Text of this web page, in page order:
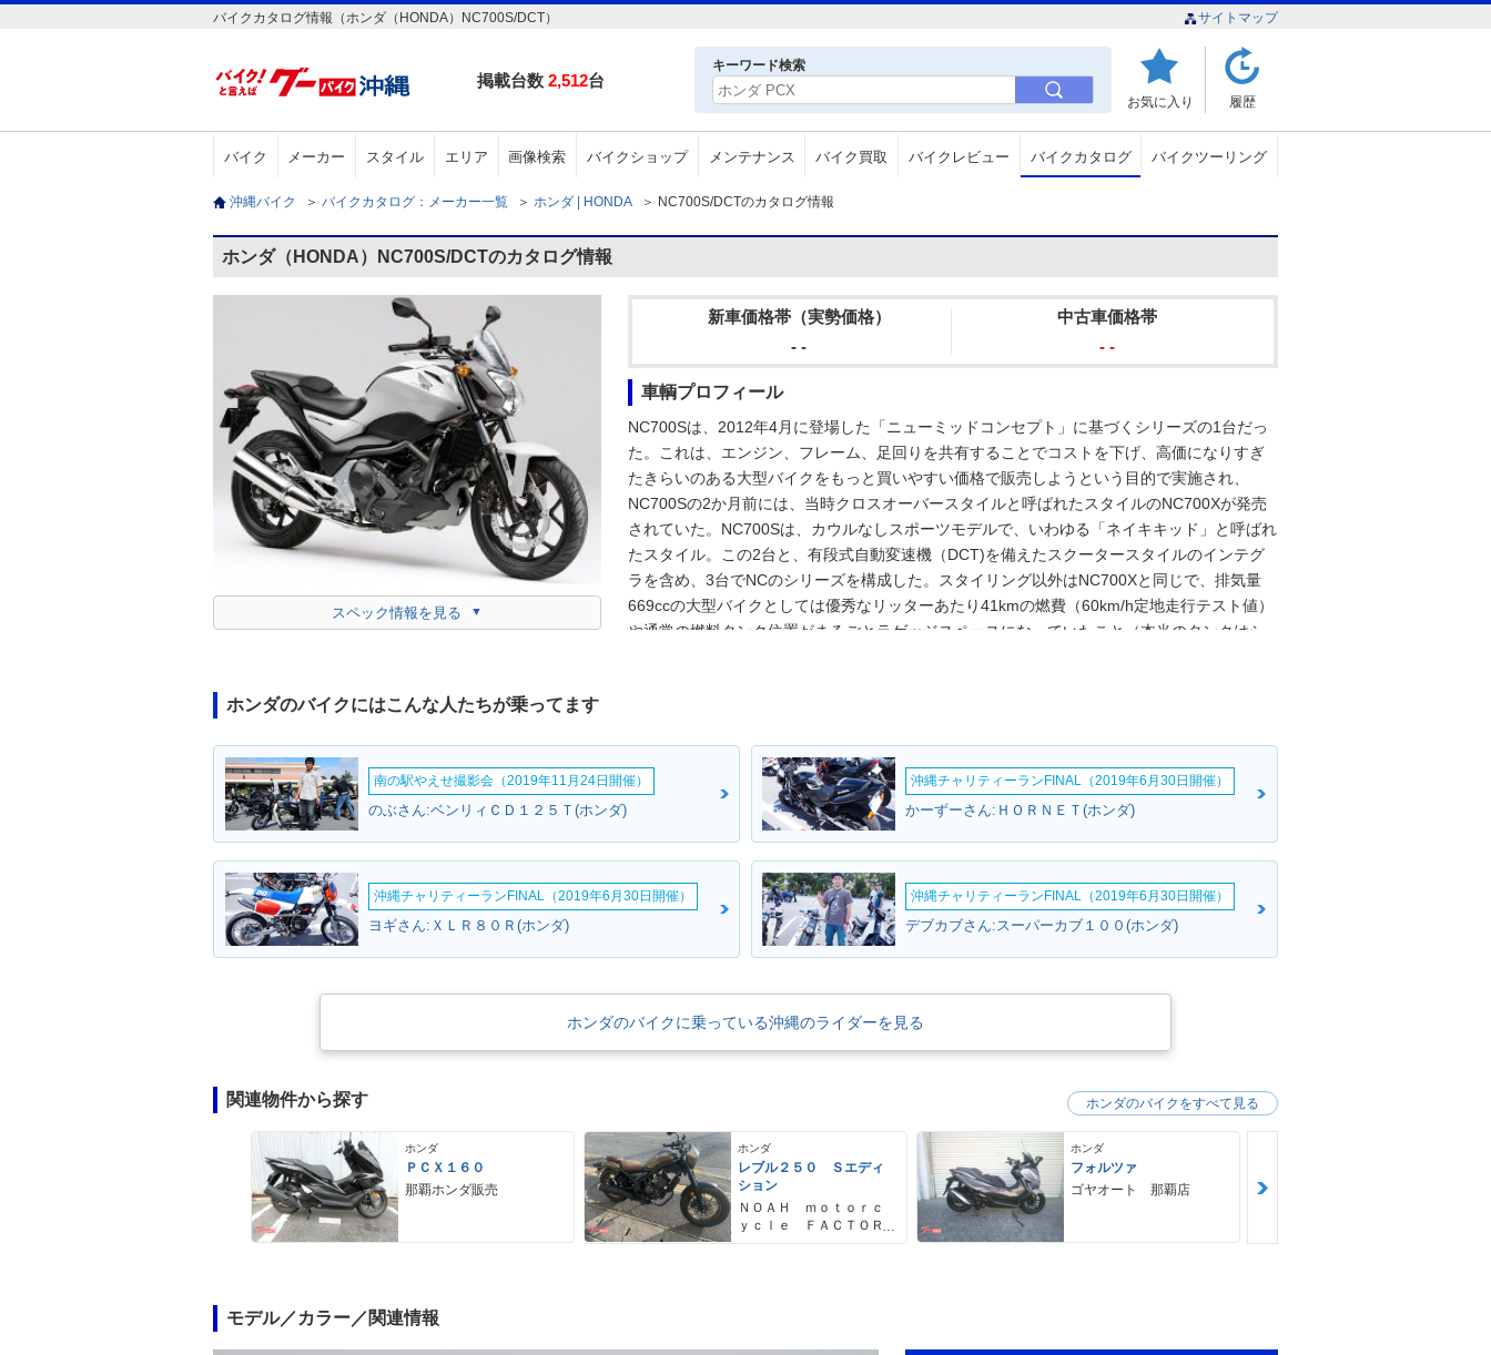
バイクカタログ情報（ホンダ（HONDA）NC700S/DCT） サイトマップ
掲載台数 2,512台
キーワード検索
お気に入り 履歴
バイク メーカー スタイル エリア 画像検索 バイクショップ メンテナンス バイク買取 バイクレビュー バイクカタログ バイクツーリング
沖縄バイク ＞ バイクカタログ：メーカー一覧 ＞ ホンダ | HONDA ＞ NC700S/DCTのカタログ情報
ホンダ（HONDA）NC700S/DCTのカタログ情報
スペック情報を見る
新車価格帯（実勢価格）
- -
中古車価格帯
- -
車輌プロフィール
NC700Sは、2012年4月に登場した「ニューミッドコンセプト」に基づくシリーズの1台だっ
た。これは、エンジン、フレーム、足回りを共有することでコストを下げ、高価になりすぎ
たきらいのある大型バイクをもっと買いやすい価格で販売しようという目的で実施され、
NC700Sの2か月前には、当時クロスオーバースタイルと呼ばれたスタイルのNC700Xが発売
されていた。NC700Sは、カウルなしスポーツモデルで、いわゆる「ネイキキッド」と呼ばれ
たスタイル。この2台と、有段式自動変速機（DCT)を備えたスクータースタイルのインテグ
ラを含め、3台でNCのシリーズを構成した。スタイリング以外はNC700Xと同じで、排気量
669ccの大型バイクとしては優秀なリッターあたり41kmの燃費（60km/h定地走行テスト値）
や通常の燃料タンク位置がまるごとラゲッジスペースになっていたこと（本当のタンクはシ
行令の一部改正に伴い、従来の「総排気量0.650リットル以下」という限定が撤廃され、排気
量の上限なく、クラッチ操作を必要としない車両を運転することが可能になった。よって、
NC700SのDCT（デュアルクラッチトランスミッション）搭載モデルは、AT限定免許でも運
転することが可能になった。
ホンダのバイクにはこんな人たちが乗ってます
南の駅やえせ撮影会（2019年11月24日開催）
のぶさん:ベンリィＣＤ１２５Ｔ(ホンダ)
沖縄チャリティーランFINAL（2019年6月30日開催）
かーずーさん:ＨＯＲＮＥＴ(ホンダ)
沖縄チャリティーランFINAL（2019年6月30日開催）
ヨギさん:ＸＬＲ８０Ｒ(ホンダ)
沖縄チャリティーランFINAL（2019年6月30日開催）
デブカブさん:スーパーカブ１００(ホンダ)
ホンダのバイクに乗っている沖縄のライダーを見る
関連物件から探す
ホンダ
ＰＣＸ１６０
那覇ホンダ販売
ホンダ
レブル２５０ Ｓエディ
ション
ＮＯＡＨ ｍｏｔｏｒｃ
ｙｃｌｅ ＦＡＣＴＯＲ
ホンダ
フォルツァ
ゴヤオート 那覇店
ホンダのバイクをすべて見る
モデル／カラー／関連情報